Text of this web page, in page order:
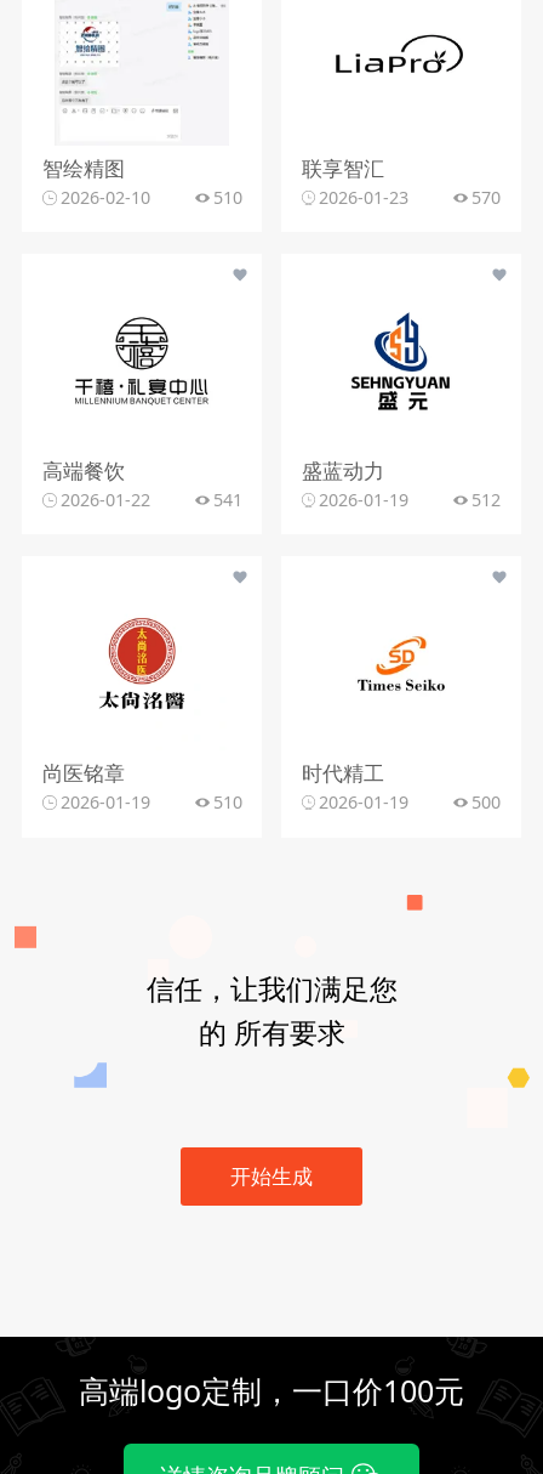
智绘精图
2026-02-10 510
联享智汇
2026-01-23 570
高端餐饮
2026-01-22 541
盛蓝动力
2026-01-19 512
尚医铭章
2026-01-19 510
时代精工
2026-01-19 500
信任，让我们满足您
的 所有要求
开始生成
高端logo定制，一口价100元